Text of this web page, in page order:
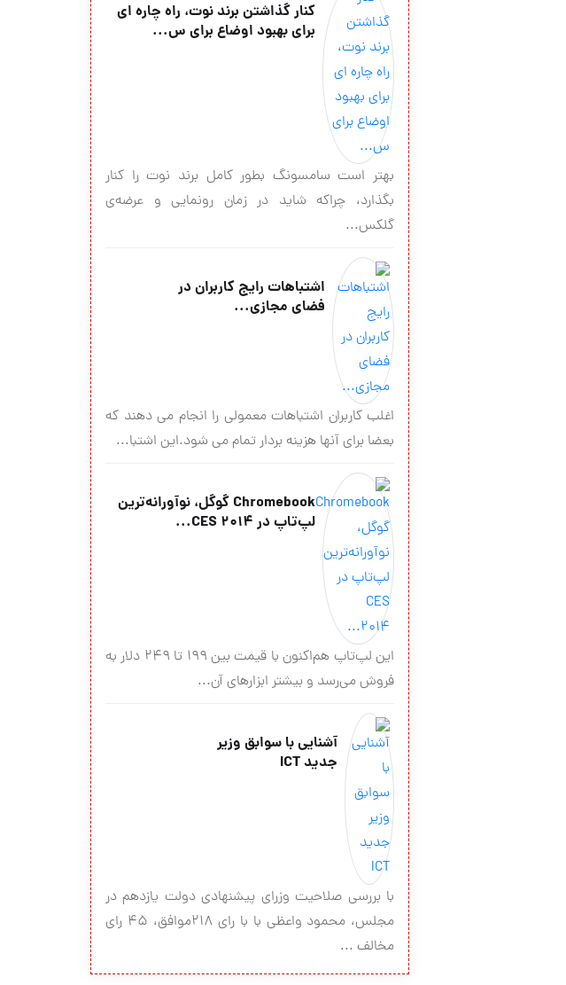
کنار گذاشتن برند نوت، راه چاره ای
برای بهبود اوضاع برای س...
بهتر است سامسونگ بطور کامل برند نوت را کنار
بگذارد، چراکه شاید در زمان رونمایی و عرضه‌ی
گلکس...
اشتباهات رایج کاربران در
فضای مجازی...
اغلب کاربران اشتباهات معمولی را انجام می دهند که
بعضا برای آنها هزینه بردار تمام می شود.این اشتبا...
Chromebook گوگل،‌ نوآورانه‌ترین
لپ‌تاپ در CES 2014...
این لپ‌تاپ هم‌اکنون با قیمت بین 199 تا 249 دلار به
فروش می‌رسد و بیشتر ابزارهای آن...
آشنایی با سوابق وزیر
جدید ICT
با بررسی صلاحیت وزرای پیشنهادی دولت یازدهم در
مجلس، محمود واعظی با با رای ۲۱۸موافق، ۴۵ رای
مخالف ...